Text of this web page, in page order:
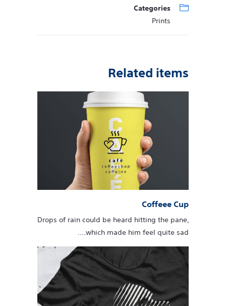
Categories
Prints
Related items
Coffeee Cup
Drops of rain could be heard hitting the pane,
which made him feel quite sad.…